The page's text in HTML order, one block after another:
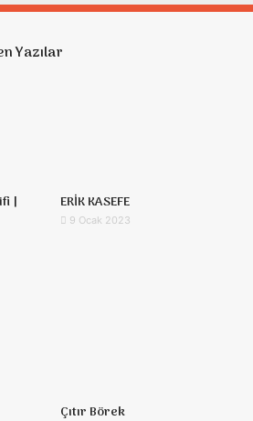
Yazılar
|
ERİK KASEFE
9 Ocak 2023
Çıtır Börek